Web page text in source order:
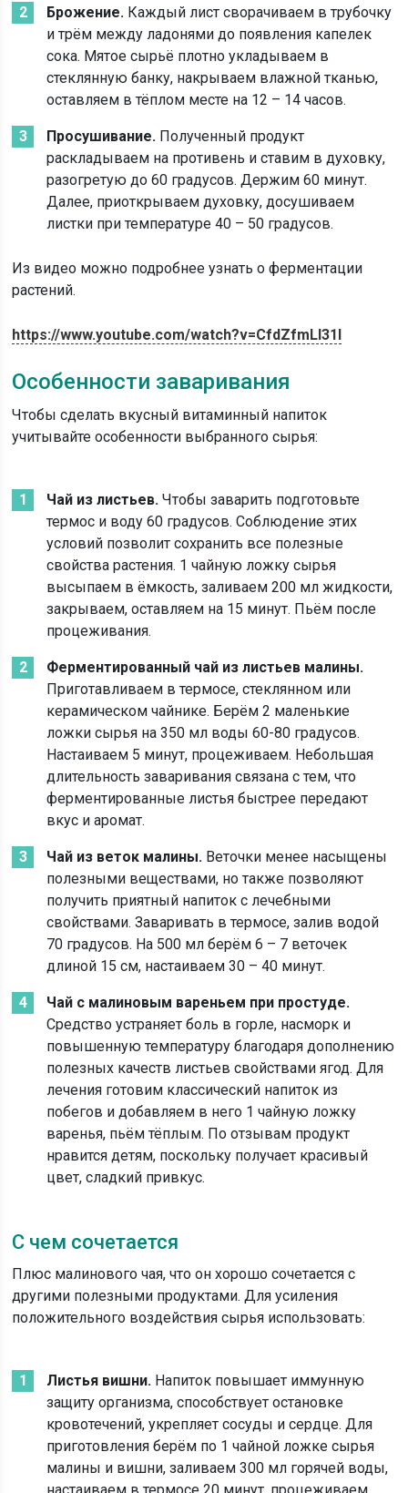
Брожение. Каждый лист сворачиваем в трубочку
и трём между ладонями до появления капелек
сока. Мятое сырьё плотно укладываем в
стеклянную банку, накрываем влажной тканью,
оставляем в тёплом месте на 12 – 14 часов.
Просушивание. Полученный продукт
раскладываем на противень и ставим в духовку,
разогретую до 60 градусов. Держим 60 минут.
Далее, приоткрываем духовку, досушиваем
листки при температуре 40 – 50 градусов.
Из видео можно подробнее узнать о ферментации
растений.
https://www.youtube.com/watch?v=CfdZfmLI31I
Особенности заваривания
Чтобы сделать вкусный витаминный напиток
учитывайте особенности выбранного сырья:
Чай из листьев. Чтобы заварить подготовьте
термос и воду 60 градусов. Соблюдение этих
условий позволит сохранить все полезные
свойства растения. 1 чайную ложку сырья
высыпаем в ёмкость, заливаем 200 мл жидкости,
закрываем, оставляем на 15 минут. Пьём после
процеживания.
Ферментированный чай из листьев малины.
Приготавливаем в термосе, стеклянном или
керамическом чайнике. Берём 2 маленькие
ложки сырья на 350 мл воды 60-80 градусов.
Настаиваем 5 минут, процеживаем. Небольшая
длительность заваривания связана с тем, что
ферментированные листья быстрее передают
вкус и аромат.
Чай из веток малины. Веточки менее насыщены
полезными веществами, но также позволяют
получить приятный напиток с лечебными
свойствами. Заваривать в термосе, залив водой
70 градусов. На 500 мл берём 6 – 7 веточек
длиной 15 см, настаиваем 30 – 40 минут.
Чай с малиновым вареньем при простуде.
Средство устраняет боль в горле, насморк и
повышенную температуру благодаря дополнению
полезных качеств листьев свойствами ягод. Для
лечения готовим классический напиток из
побегов и добавляем в него 1 чайную ложку
варенья, пьём тёплым. По отзывам продукт
нравится детям, поскольку получает красивый
цвет, сладкий привкус.
С чем сочетается
Плюс малинового чая, что он хорошо сочетается с
другими полезными продуктами. Для усиления
положительного воздействия сырья использовать:
Листья вишни. Напиток повышает иммунную
защиту организма, способствует остановке
кровотечений, укрепляет сосуды и сердце. Для
приготовления берём по 1 чайной ложке сырья
малины и вишни, заливаем 300 мл горячей воды,